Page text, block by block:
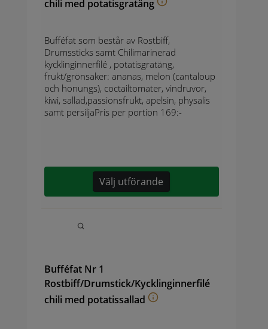
chili med potatisgratäng
Bufféfat som består av Rostbiff,
Drumssticks samt Chilimarinerad
kycklinginnerfilé , potatisgratäng,
frukt/grönsaker: ananas, melon (cantaloup
och honungs), coctailtomater, vindruvor,
kiwi, sallad,passionsfrukt, apelsin, physalis
samt persiljaPris per portion 169:-
Välj utförande
Bufféfat Nr 1
Rostbiff/Drumstick/Kycklinginnerfilé
chili med potatissallad